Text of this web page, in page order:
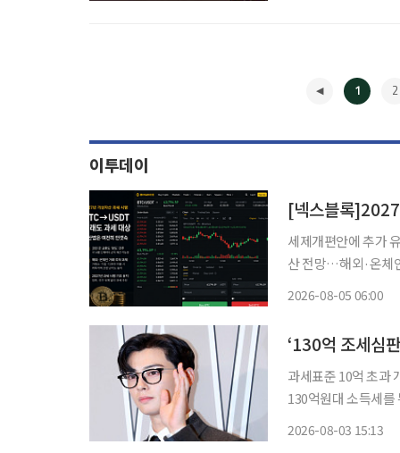
1 2
이투데이
[넥스블록]2027
세제개편안에 추가
산 전망…해외·온체
2026-08-05 06:00
‘130억 조세심
과세표준 10억 초과
130억원대 소득세를
2026-08-03 15:13